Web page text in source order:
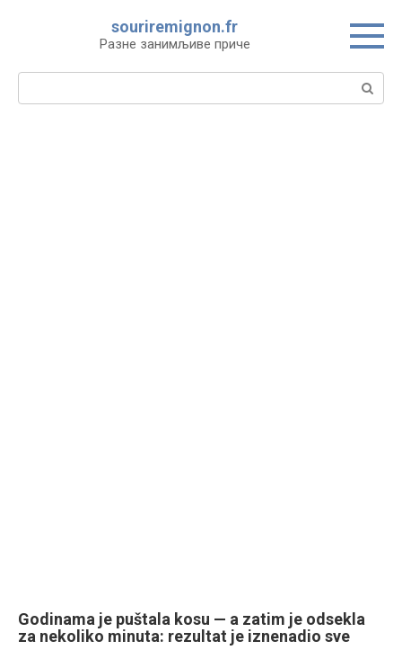
souriremignon.fr
Разне занимљиве приче
Search:
Godinama je puštala kosu — a zatim je odsekla
za nekoliko minuta: rezultat je iznenadio sve